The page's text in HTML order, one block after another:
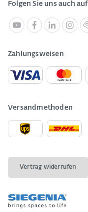
Folgen Sie uns auch auf
Zahlungsweisen
Versandmethoden
Vertrag widerrufen